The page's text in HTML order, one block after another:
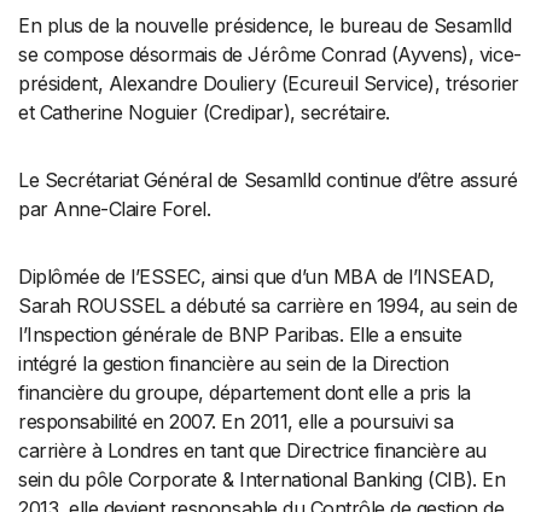
En plus de la nouvelle présidence, le bureau de Sesamlld
se compose désormais de Jérôme Conrad (Ayvens), vice-
président, Alexandre Douliery (Ecureuil Service), trésorier
et Catherine Noguier (Credipar), secrétaire.
Le Secrétariat Général de Sesamlld continue d’être assuré
par Anne-Claire Forel.
Diplômée de l’ESSEC, ainsi que d’un MBA de l’INSEAD,
Sarah ROUSSEL a débuté sa carrière en 1994, au sein de
l’Inspection générale de BNP Paribas. Elle a ensuite
intégré la gestion financière au sein de la Direction
financière du groupe, département dont elle a pris la
responsabilité en 2007. En 2011, elle a poursuivi sa
carrière à Londres en tant que Directrice financière au
sein du pôle Corporate & International Banking (CIB). En